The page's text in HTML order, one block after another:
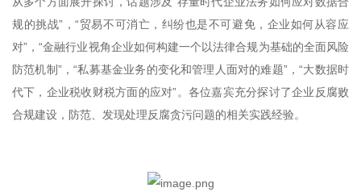
规的挑战”，“贸易不可消亡，纠纷也是不可避免，企业如何从容应
对”，“金融行业视角企业如何构建一个以法律合规为基础的全面风险
防范机制”，“私募基金业务的变化和管理人面对的难题”，“大数据时
代下，企业税收财税方面的应对”。各位嘉宾充分探讨了企业反腐败
合规建设，防范、发现处理反腐贪污问题的相关实践经验。